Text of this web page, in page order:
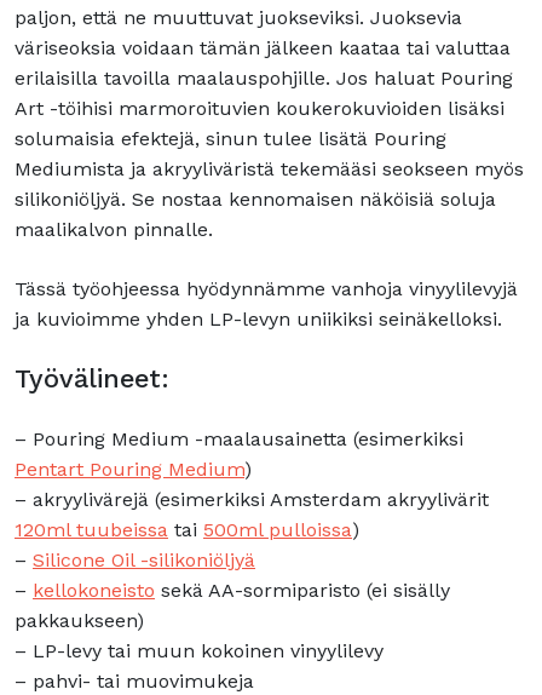
paljon, että ne muuttuvat juokseviksi. Juoksevia
väriseoksia voidaan tämän jälkeen kaataa tai valuttaa
erilaisilla tavoilla maalauspohjille. Jos haluat Pouring
Art -töihisi marmoroituvien koukerokuvioiden lisäksi
solumaisia efektejä, sinun tulee lisätä Pouring
Mediumista ja akryyliväristä tekemääsi seokseen myös
silikoniöljyä. Se nostaa kennomaisen näköisiä soluja
maalikalvon pinnalle.
Tässä työohjeessa hyödynnämme vanhoja vinyylilevyjä
ja kuvioimme yhden LP-levyn uniikiksi seinäkelloksi.
Työvälineet:
– Pouring Medium -maalausainetta (esimerkiksi
Pentart Pouring Medium)
– akryylivärejä (esimerkiksi Amsterdam akryylivärit
120ml tuubeissa tai 500ml pulloissa)
– Silicone Oil -silikoniöljyä
– kellokoneisto sekä AA-sormiparisto (ei sisälly
pakkaukseen)
– LP-levy tai muun kokoinen vinyylilevy
– pahvi- tai muovimukeja